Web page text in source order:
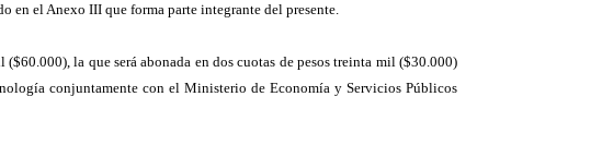
en el Anexo III que forma parte integrante del presente.
la que será abonada en dos cuotas de pesos treinta mil ($30.000)
conjuntamente con el Ministerio de Economía y Servicios Públicos